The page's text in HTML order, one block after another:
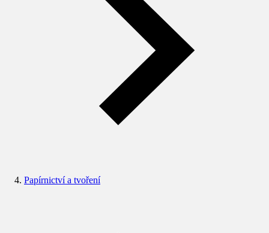
Papírnictví a tvoření